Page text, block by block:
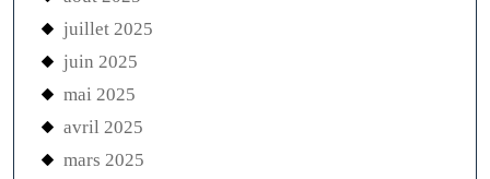
juillet 2025
juin 2025
mai 2025
avril 2025
mars 2025